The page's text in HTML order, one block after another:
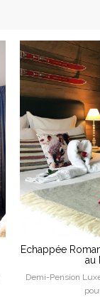
Échappée
au
Demi-Pension